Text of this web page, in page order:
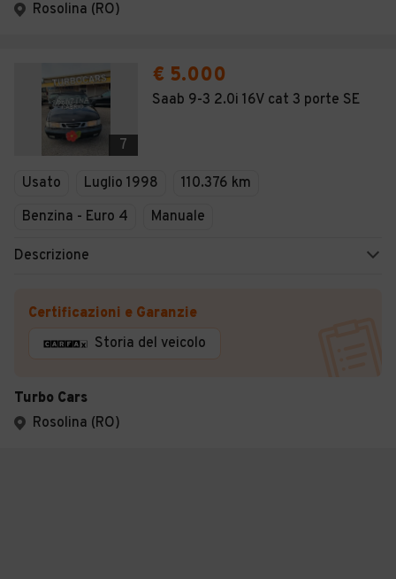
Rosolina (RO)
7
€ 5.000
Saab 9-3 2.0i 16V cat 3 porte SE
Usato Luglio 1998
110.376 km
Benzina - Euro 4
Manuale
Descrizione
Certificazioni e Garanzie
Storia del veicolo
Turbo Cars
Rosolina (RO)